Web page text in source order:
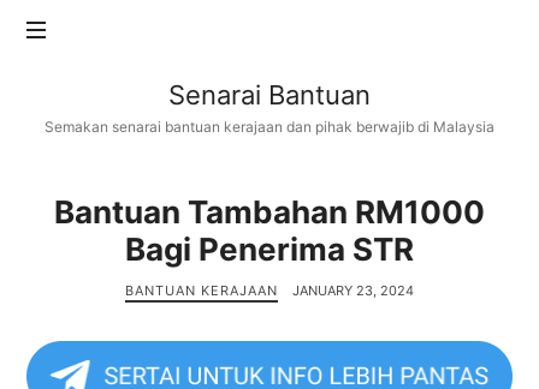
Senarai
Bantuan
Senarai Bantuan
Semakan senarai bantuan kerajaan dan pihak berwajib di Malaysia
Bantuan Tambahan RM1000
Bagi Penerima STR
BANTUAN KERAJAAN JANUARY 23, 2024